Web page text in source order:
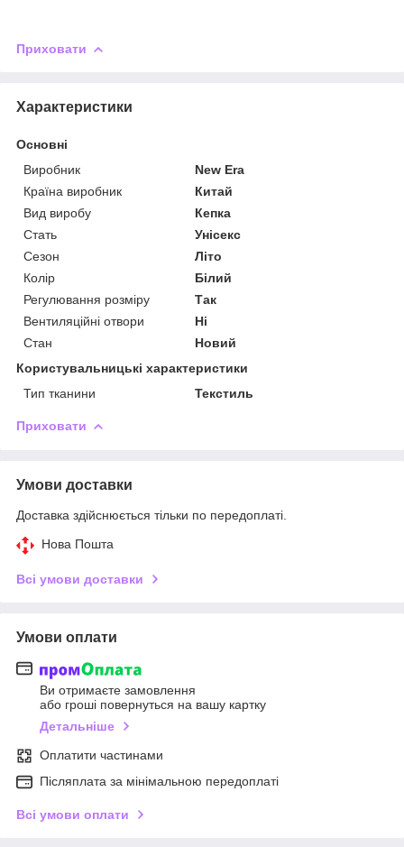
Приховати
Характеристики
Основні
Виробник
New Era
Країна виробник
Китай
Вид виробу
Кепка
Стать
Унісекс
Сезон
Літо
Колір
Білий
Регулювання розміру
Так
Вентиляційні отвори
Ні
Стан
Новий
Користувальницькі характеристики
Тип тканини
Текстиль
Приховати
Умови доставки
Доставка здійснюється тільки по передоплаті.
Нова Пошта
Всі умови доставки
Умови оплати
Ви отримаєте замовлення
або гроші повернуться на вашу картку
Детальніше
Оплатити частинами
Післяплата за мінімальною передоплаті
Всі умови оплати